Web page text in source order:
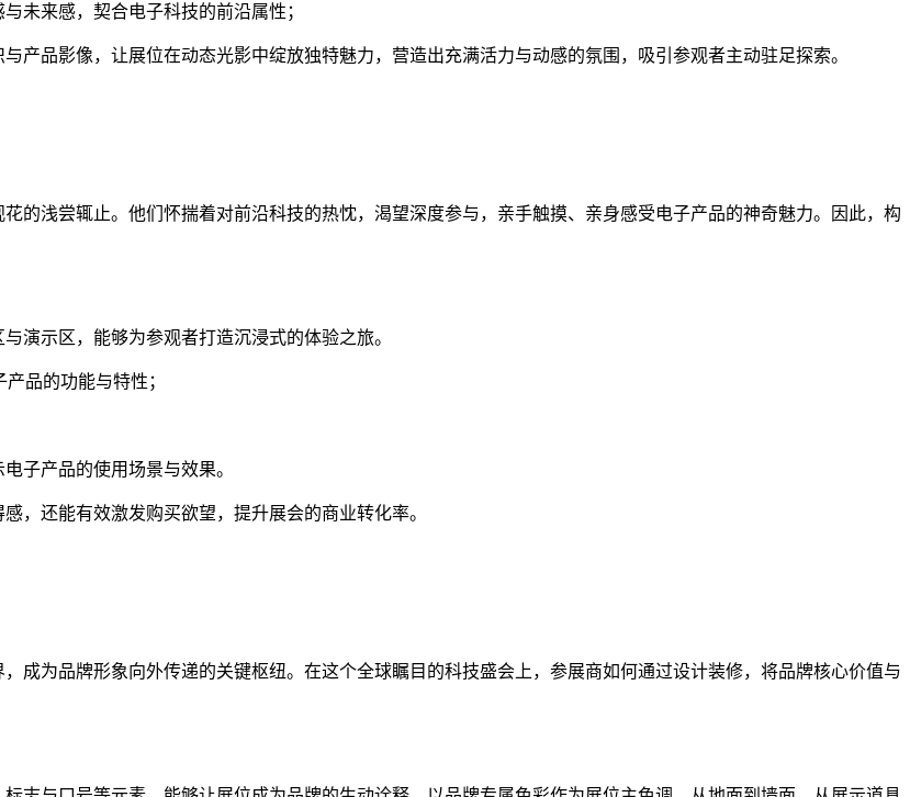
未来感，契合电子科技的前沿属性；
产品影像，让展位在动态光影中绽放独特魅力，营造出充满活力与动感的氛围，吸引参观者主动驻足探索。
的浅尝辄止。他们怀揣着对前沿科技的热忱，渴望深度参与，亲手触摸、亲身感受电子产品的神奇魅力。因此，构
演示区，能够为参观者打造沉浸式的体验之旅。
品的功能与特性；
子产品的使用场景与效果。
，还能有效激发购买欲望，提升展会的商业转化率。
成为品牌形象向外传递的关键枢纽。在这个全球瞩目的科技盛会上，参展商如何通过设计装修，将品牌核心价值与